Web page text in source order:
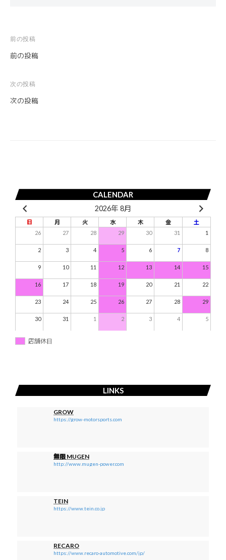
投
稿
ナ
ビ
ン
前の投稿
前の投稿
次の投稿
次の投稿
CALENDAR
2026年 8月
日 月 火 水 木 金
土
26
27 28 29 30 31 1
2 3 4 5 6 7 8
9 10 11 12 13 14 15
16 17 18 19 20 21 22
23 24 25 26 27 28 29
30 31 1 2 3 4 5
店舗休日
LINKS
GROW
https://grow-motorsports.com
無限 MUGEN
http://www.mugen-power.com
TEIN
https://www.tein.co.jp
RECARO
https://www.recaro-automotive.com/jp/